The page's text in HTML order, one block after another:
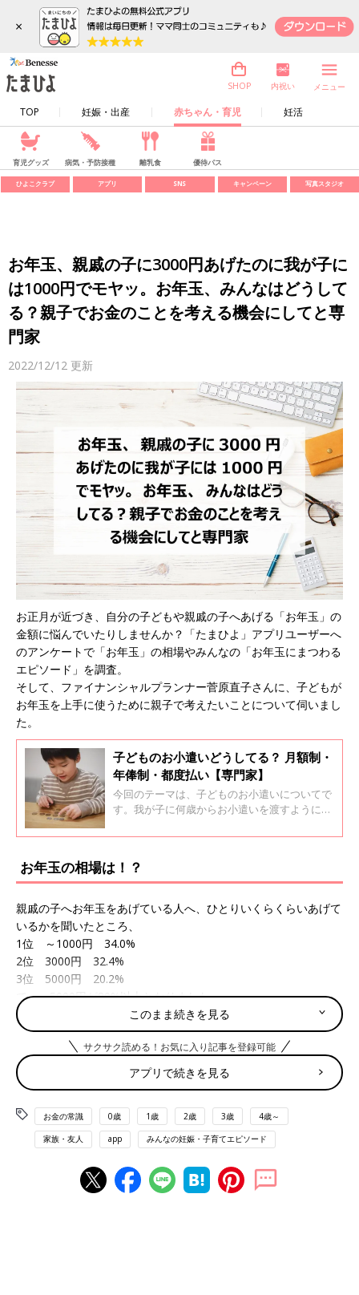
×
TOP 妊娠・出産 赤ちゃん・育児 妊活
SHOP 内祝い メニュー
育児グッズ 病気・予防接種 離乳食 優待パス
ひよこクラブ アプリ SNS キャンペーン 写真スタジオ
お年玉、親戚の子に3000円あげたのに我が子に
は1000円でモヤッ。お年玉、みんなはどうして
る？親子でお金のことを考える機会にしてと専
門家
2022/12/12 更新
お正月が近づき、自分の子どもや親戚の子へあげる「お年玉」の
金額に悩んでいたりしませんか？「たまひよ」アプリユーザーへ
のアンケートで「お年玉」の相場やみんなの「お年玉にまつわる
エピソード」を調査。
そして、ファイナンシャルプランナー菅原直子さんに、子どもが
お年玉を上手に使うために親子で考えたいことについて伺いまし
た。
子どものお小遣いどうしてる？ 月額制・
年俸制・都度払い【専門家】
今回のテーマは、子どものお小遣いについてで
す。我が子に何歳からお小遣いを渡すようにす
は多いようですね。口コミサイト「ウィメンズ
に、ファイナンシャルプランナーの菅原直子さ
んに、「お金と上手につきあえるような子ど
も」に育てるためのポイントをアドバイスをい
ただきました。
お年玉の相場は！？
親戚の子へお年玉をあげている人へ、ひとりいくらくらいあげて
いるかを聞いたところ、
1位 ～1000円 34.0%
2位 3000円 32.4%
3位 5000円 20.2%
で、～5000円が80%以上となりました。
ちなみに、10000円以上あげている人は4.2%でした。
子どもの年齢によるかもしれませんが、親戚の子へのお年玉の相
場は5000円以内のようです。
びっくり！モヤッ！ もらったお年玉の金額とその
使い道は？
お年玉にまつわるエピソードを聞いてみました。
このまま続きを見る
サクサク読める！お気に入り記事を登録可能
アプリで続きを見る
お金の常識 0歳 1歳 2歳 3歳 4歳～
家族・友人 app みんなの妊娠・子育てエピソード